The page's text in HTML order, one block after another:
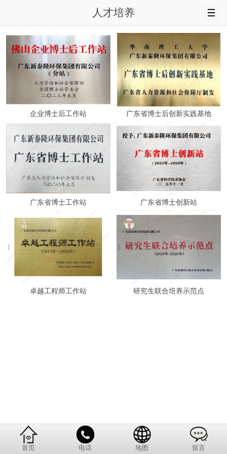
人才培养
企业博士后工作站 广东省博士后创新实践基地
广东省博士工作站 广东省博士创新站
卓越工程师工作站 研究生联合培养示范点
首页 电话 地图 留言